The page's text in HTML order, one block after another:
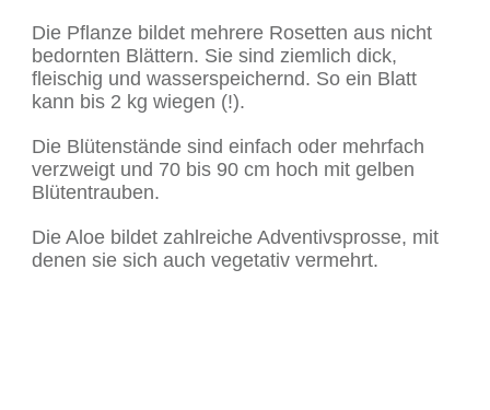
Die Pflanze bildet mehrere Rosetten aus nicht
bedornten Blättern. Sie sind ziemlich dick,
fleischig und wasserspeichernd. So ein Blatt
kann bis 2 kg wiegen (!).
Die Blütenstände sind einfach oder mehrfach
verzweigt und 70 bis 90 cm hoch mit gelben
Blütentrauben.
Die Aloe bildet zahlreiche Adventivsprosse, mit
denen sie sich auch vegetativ vermehrt.